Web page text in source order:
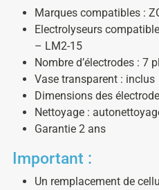
Marques compatibles :
Electrolyseurs
– LM2-15
Nombre d’électrodes : 7
Vase transparent : inclus
Dimensions des
Nettoyage :
Garantie 2 ans
Important :
Un remplacement de